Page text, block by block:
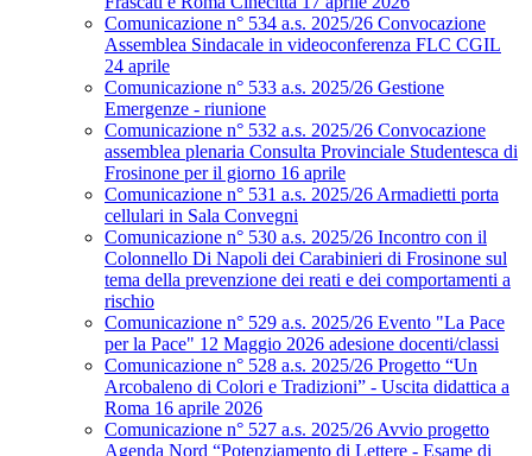
Comunicazione n° 534 a.s. 2025/26 Convocazione
Assemblea Sindacale in videoconferenza FLC CGIL
24 aprile
Comunicazione n° 533 a.s. 2025/26 Gestione
Emergenze - riunione
Comunicazione n° 532 a.s. 2025/26 Convocazione
assemblea plenaria Consulta Provinciale Studentesca di
Frosinone per il giorno 16 aprile
Comunicazione n° 531 a.s. 2025/26 Armadietti porta
cellulari in Sala Convegni
Comunicazione n° 530 a.s. 2025/26 Incontro con il
Colonnello Di Napoli dei Carabinieri di Frosinone sul
tema della prevenzione dei reati e dei comportamenti a
rischio
Comunicazione n° 529 a.s. 2025/26 Evento "La Pace
per la Pace" 12 Maggio 2026 adesione docenti/classi
Comunicazione n° 528 a.s. 2025/26 Progetto “Un
Arcobaleno di Colori e Tradizioni” - Uscita didattica a
Roma 16 aprile 2026
Comunicazione n° 527 a.s. 2025/26 Avvio progetto
Agenda Nord “Potenziamento di Lettere - Esame di